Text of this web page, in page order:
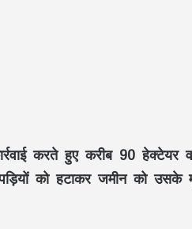
करते हुए करीब 90 हेक्टेयर
को हटाकर जमीन को